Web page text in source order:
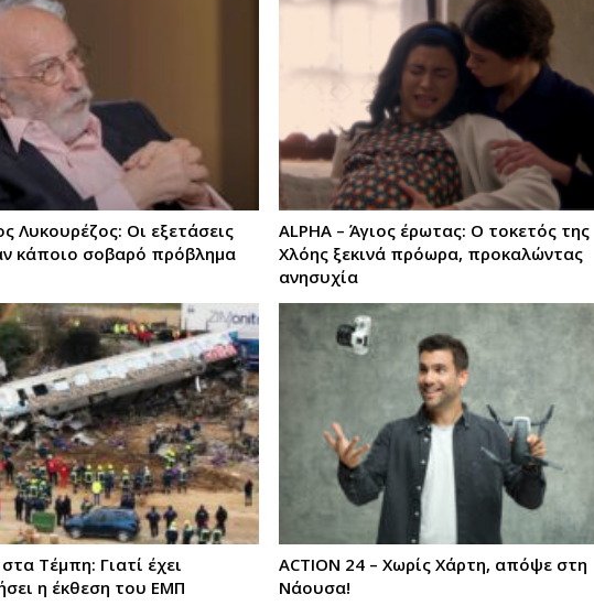
Λυκουρέζος: Οι εξετάσεις
κάποιο σοβαρό πρόβλημα
ALPHA – Άγιος έρωτας: Ο τοκετός της
Χλόης ξεκινά πρόωρα, προκαλώντας
ανησυχία
Τέμπη: Γιατί έχει
η έκθεση του ΕΜΠ
ACTION 24 – Χωρίς Χάρτη, απόψε στη
Νάουσα!